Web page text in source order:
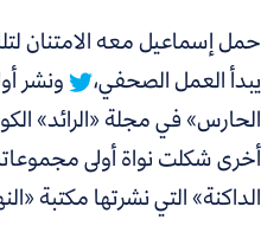
حمل إسماعيل معه الامتنان
يبدأ العمل الصحفي،
ونشر
أخرى شكلت نواة أولى
الداكنة» التي نشرتها مكتبة